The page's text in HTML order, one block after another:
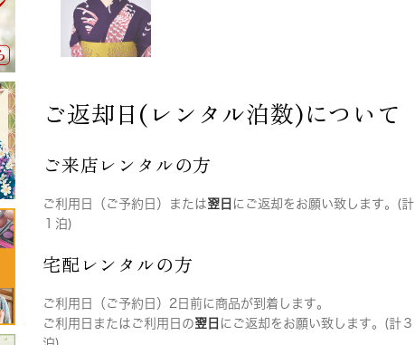
ご返却日(レンタル泊数)について
ご来店レンタルの方
ご利用日（ご予約日）または翌日 にご返却をお願い致します。(計
１泊)
宅配レンタルの方
ご利用日（ご予約日）2日前に商品が到着します。
ご利用日またはご利用日の翌日 にご返却をお願い致します。(計３